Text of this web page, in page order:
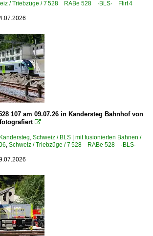
Tea 2/2
| X
PB
/ Triebzüge / 7 528 RABe 528 ·BLS· Flirt 4
107 am 09.07.26 in Kandersteg Bahnhof von

, Schweiz / BLS | mit fusionierten Bahnen /
, Schweiz / Triebzüge / 7 528 RABe 528 ·BLS·